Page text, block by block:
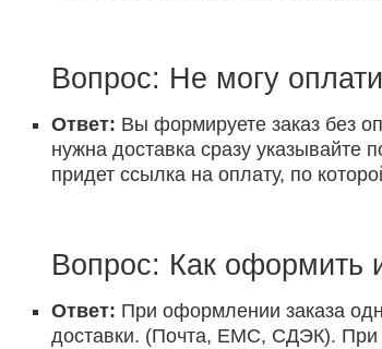
Вопрос: Не могу
Ответ: Вы формируете заказ без
нужна доставка сразу
придет ссылка на оплату, по
Вопрос: Как оформить
Ответ: При оформлении заказа
доставки. (Почта, ЕМС, СДЭК). При